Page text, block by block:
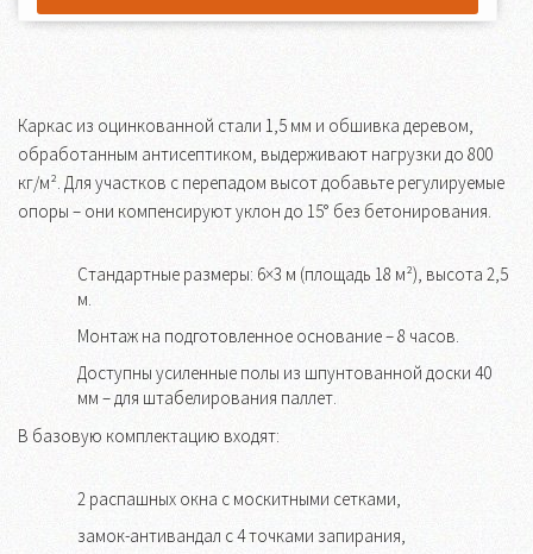
Каркас из оцинкованной стали 1,5 мм и обшивка деревом,
обработанным антисептиком, выдерживают нагрузки до 800
кг/м². Для участков с перепадом высот добавьте регулируемые
опоры – они компенсируют уклон до 15° без бетонирования.
Стандартные размеры: 6×3 м (площадь 18 м²), высота 2,5
м.
Монтаж на подготовленное основание – 8 часов.
Доступны усиленные полы из шпунтованной доски 40
мм – для штабелирования паллет.
В базовую комплектацию входят:
2 распашных окна с москитными сетками,
замок-антивандал с 4 точками запирания,